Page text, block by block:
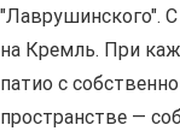
"Лаврушинского".
на Кремль. При
патио с
пространстве —